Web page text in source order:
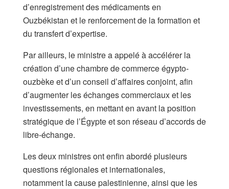
d’enregistrement des médicaments en
Ouzbékistan et le renforcement de la formation et
du transfert d’expertise.
Par ailleurs, le ministre a appelé à accélérer la
création d’une chambre de commerce égypto-
ouzbèke et d’un conseil d’affaires conjoint, afin
d’augmenter les échanges commerciaux et les
investissements, en mettant en avant la position
stratégique de l’Égypte et son réseau d’accords de
libre-échange.
Les deux ministres ont enfin abordé plusieurs
questions régionales et internationales,
notamment la cause palestinienne, ainsi que les